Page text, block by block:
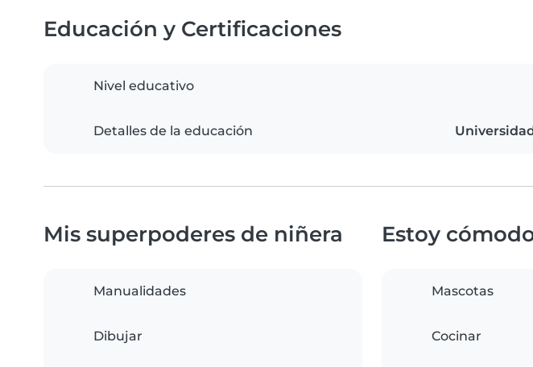
Educación y Certificaciones
Nivel educativo
Detalles de la educación
Mis superpoderes de niñera
Manualidades
Dibujar
Estoy
Mascotas
Cocinar